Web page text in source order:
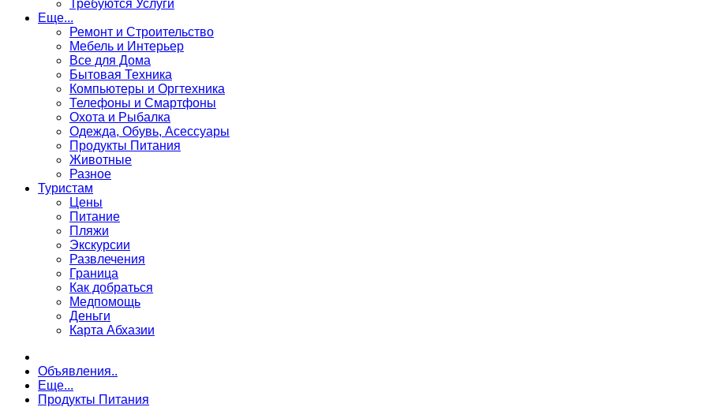
Требуются Услуги
Еще...
Ремонт и Строительство
Мебель и Интерьер
Все для Дома
Бытовая Техника
Компьютеры и Оргтехника
Телефоны и Смартфоны
Охота и Рыбалка
Одежда, Обувь, Асессуары
Продукты Питания
Животные
Разное
Туристам
Цены
Питание
Пляжи
Экскурсии
Развлечения
Граница
Как добраться
Медпомощь
Деньги
Карта Абхазии
Объявления..
Еще...
Продукты Питания